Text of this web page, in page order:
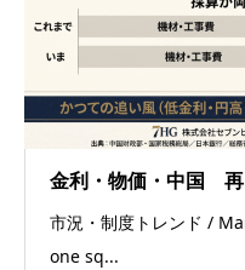
金利・物価・中国 再
市況・制度トレンド /
one sq...